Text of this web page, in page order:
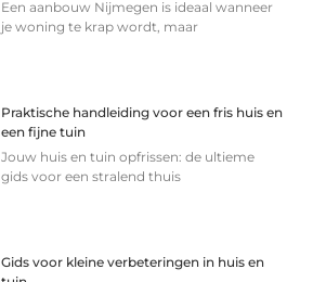
Een aanbouw Nijmegen is ideaal wanneer
je woning te krap wordt, maar
Praktische handleiding voor een fris huis en
een fijne tuin
Jouw huis en tuin opfrissen: de ultieme
gids voor een stralend thuis
Gids voor kleine verbeteringen in huis en